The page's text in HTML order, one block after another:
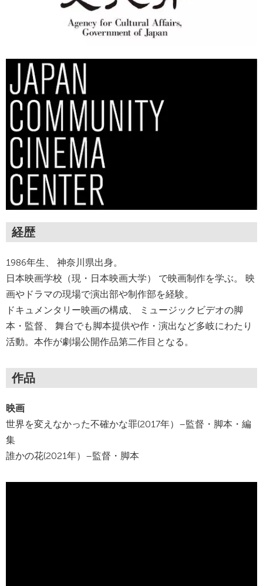
経歴
1986年生、 神奈川県出身。
日本映画学校（現・日本映画大学） で映画制作を学ぶ。 映
画やドラマの現場で演出部や制作部を経験。
ドキュメンタリー映画の構成、 ミュージックビデオの脚
本・監督、 舞台でも脚本提供や作・演出など多岐にわたり
活動。本作が劇場公開作品第二作目となる。
作品
映画
世界を変えなかった不確かな罪(2017年）–監督・脚本・編
集
誰かの花(2021年）–監督・脚本